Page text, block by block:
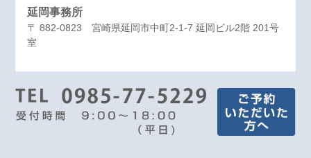
延岡事務所
〒 882-0823 宮崎県延岡市中町2-1-7 延岡ビル2階 201号
室